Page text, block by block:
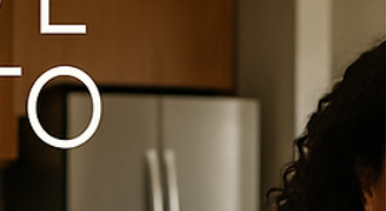
Cimento Queimado no
Jardim Paulista em São
Paulo